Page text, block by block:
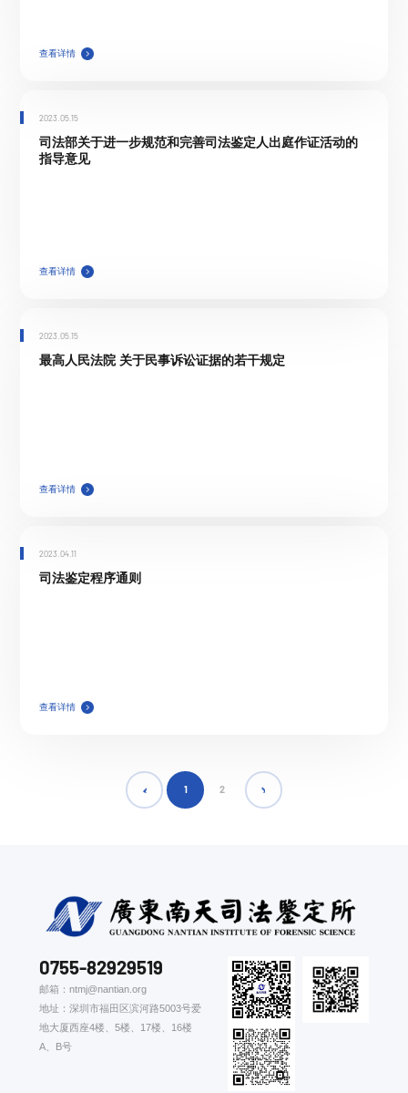
查看详情
2023.05.15
司法部关于进一步规范和完善司法鉴定人出庭作证活动的
指导意见
查看详情
2023.05.15
最高人民法院 关于民事诉讼证据的若干规定
查看详情
2023.04.11
司法鉴定程序通则
查看详情
1 2
0755-82929519
邮箱：ntmj@nantian.org
地址：深圳市福田区滨河路5003号爱
地大厦西座4楼、5楼、17楼、16楼
A、B号